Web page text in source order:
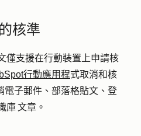
核準
僅支援在行動裝置上申請核
行動應用程式取消和核
電子郵件、部落格貼文、登
庫 文章。